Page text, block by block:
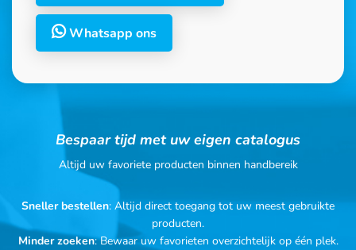
Whatsapp ons
Bespaar tijd met uw eigen catalogus
Altijd uw favoriete producten binnen handbereik
Sneller bestellen: Altijd direct toegang tot uw meest gebruikte
producten.
Minder zoeken: Bewaar uw favorieten overzichtelijk op één plek.